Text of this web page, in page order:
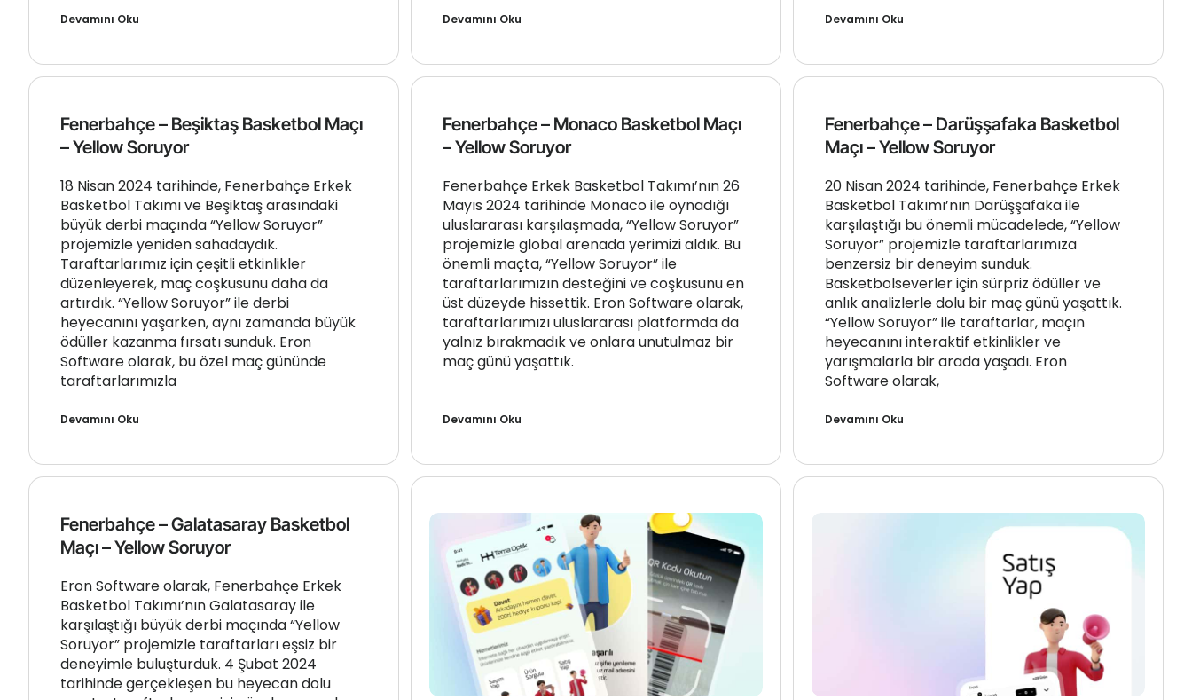
Devamını Oku Devamını Oku Devamını Oku
Fenerbahçe – Beşiktaş Basketbol Maçı
– Yellow Soruyor
18 Nisan 2024 tarihinde, Fenerbahçe Erkek
Basketbol Takımı ve Beşiktaş arasındaki
büyük derbi maçında “Yellow Soruyor”
projemizle yeniden sahadaydık.
Taraftarlarımız için çeşitli etkinlikler
düzenleyerek, maç coşkusunu daha da
artırdık. “Yellow Soruyor” ile derbi
heyecanını yaşarken, aynı zamanda büyük
ödüller kazanma fırsatı sunduk. Eron
Software olarak, bu özel maç gününde
taraftarlarımızla
Devamını Oku
Fenerbahçe – Monaco Basketbol Maçı
– Yellow Soruyor
Fenerbahçe Erkek Basketbol Takımı’nın 26
Mayıs 2024 tarihinde Monaco ile oynadığı
uluslararası karşılaşmada, “Yellow Soruyor”
projemizle global arenada yerimizi aldık. Bu
önemli maçta, “Yellow Soruyor” ile
taraftarlarımızın desteğini ve coşkusunu en
üst düzeyde hissettik. Eron Software olarak,
taraftarlarımızı uluslararası platformda da
yalnız bırakmadık ve onlara unutulmaz bir
maç günü yaşattık.
Devamını Oku
Fenerbahçe – Darüşşafaka Basketbol
Maçı – Yellow Soruyor
20 Nisan 2024 tarihinde, Fenerbahçe Erkek
Basketbol Takımı’nın Darüşşafaka ile
karşılaştığı bu önemli mücadelede, “Yellow
Soruyor” projemizle taraftarlarımıza
benzersiz bir deneyim sunduk.
Basketbolseverler için sürpriz ödüller ve
anlık analizlerle dolu bir maç günü yaşattık.
“Yellow Soruyor” ile taraftarlar, maçın
heyecanını interaktif etkinlikler ve
yarışmalarla bir arada yaşadı. Eron
Software olarak,
Devamını Oku
Fenerbahçe – Galatasaray Basketbol
Maçı – Yellow Soruyor
Eron Software olarak, Fenerbahçe Erkek
Basketbol Takımı’nın Galatasaray ile
karşılaştığı büyük derbi maçında “Yellow
Soruyor” projemizle taraftarları eşsiz bir
deneyimle buluşturduk. 4 Şubat 2024
tarihinde gerçekleşen bu heyecan dolu